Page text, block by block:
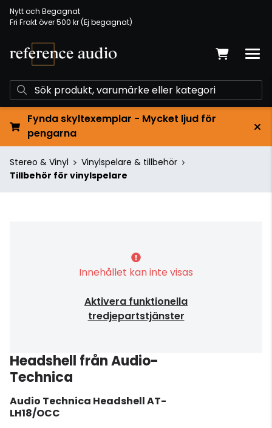
Nytt och Begagnat
Fri Frakt över 500 kr (Ej begagnat)
Fynda skyltexemplar - Mycket ljud för
pengarna
Stereo & Vinyl
Vinylspelare & tillbehör
Tillbehör för vinylspelare
Innehållet kan inte visas
Aktivera funktionella
tredjepartstjänster
Headshell från Audio-
Technica
Audio Technica Headshell AT-
LH18/OCC